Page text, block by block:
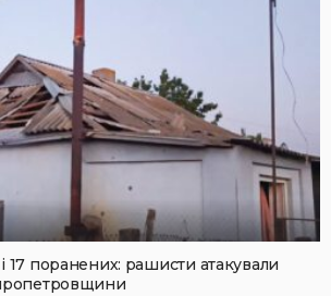
17 поранених: рашисти атакували